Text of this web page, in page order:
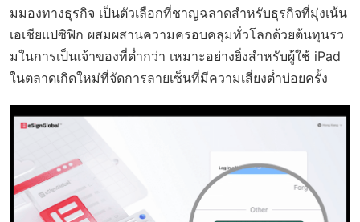
มมองทางธุรกิจ เป็นตัวเลือกที่ชาญฉลาดสำหรับธุรกิจที่มุ่งเน้น
เอเชียแปซิฟิก ผสมผสานความครอบคลุมทั่วโลกด้วยต้นทุนรว
มในการเป็นเจ้าของที่ต่ำกว่า เหมาะอย่างยิ่งสำหรับผู้ใช้ iPad
ในตลาดเกิดใหม่ที่จัดการลายเซ็นที่มีความเสี่ยงต่ำบ่อยครั้ง